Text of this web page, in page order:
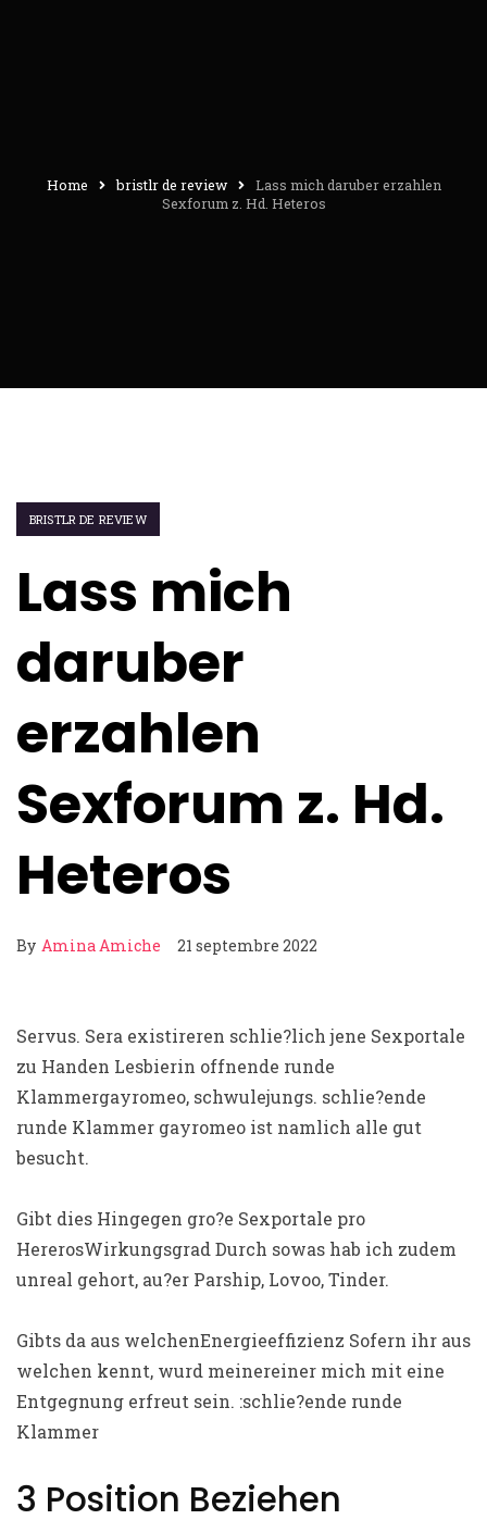
Home bristlr de review
Lass mich daruber erzahlen
Sexforum z. Hd. Heteros
BRISTLR DE REVIEW
Lass mich
daruber
erzahlen
Sexforum z. Hd.
Heteros
By Amina Amiche 21 septembre 2022
Servus. Sera existireren schlie?lich jene Sexportale
zu Handen Lesbierin offnende runde
Klammergayromeo, schwulejungs. schlie?ende
runde Klammer gayromeo ist namlich alle gut
besucht.
Gibt dies Hingegen gro?e Sexportale pro
HererosWirkungsgrad Durch sowas hab ich zudem
unreal gehort, au?er Parship, Lovoo, Tinder.
Gibts da aus welchenEnergieeffizienz Sofern ihr aus
welchen kennt, wurd meinereiner mich mit eine
Entgegnung erfreut sein. :schlie?ende runde
Klammer
3 Position Beziehen